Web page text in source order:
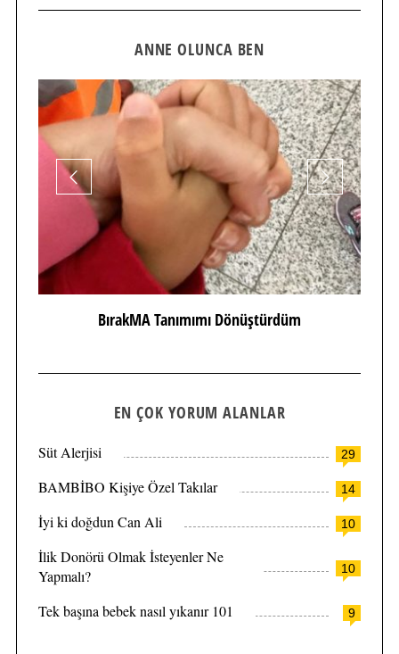
ANNE OLUNCA BEN
BırakMA Tanımımı Dönüştürdüm
EN ÇOK YORUM ALANLAR
29
Süt Alerjisi
14
BAMBİBO Kişiye Özel Takılar
10
İyi ki doğdun Can Ali
10
İlik Donörü Olmak İsteyenler Ne
Yapmalı?
9
Tek başına bebek nasıl yıkanır 101